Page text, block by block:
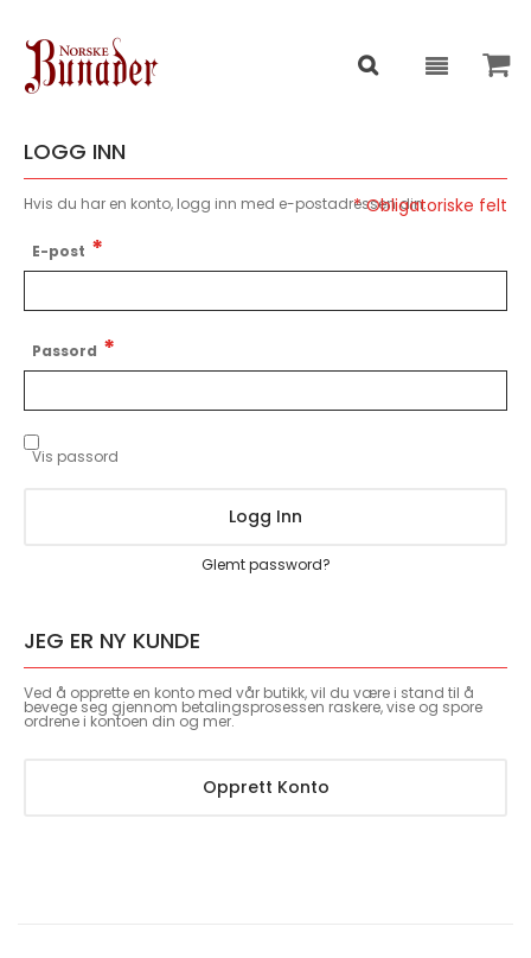
LOGG INN
Hvis du har en konto, logg inn med e-postadressen din.
E-post
Passord
Vis passord
Logg Inn
Glemt password?
JEG ER NY KUNDE
Ved å opprette en konto med vår butikk, vil du være i stand til å
bevege seg gjennom betalingsprosessen raskere, vise og spore
ordrene i kontoen din og mer.
Opprett Konto